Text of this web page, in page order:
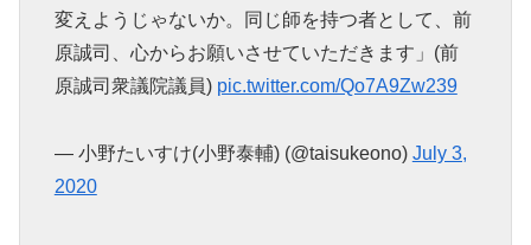
変えようじゃないか。同じ師を持つ者として、前
原誠司、心からお願いさせていただきます」(前
原誠司衆議院議員) pic.twitter.com/Qo7A9Zw239
— 小野たいすけ(小野泰輔) (@taisukeono) July 3,
2020